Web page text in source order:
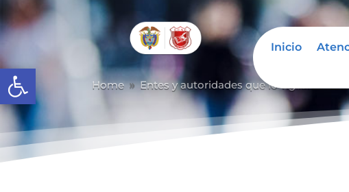
Abrir barra de herramientas
Inicio
Home 9 Entes y autoridades que lo vigilan